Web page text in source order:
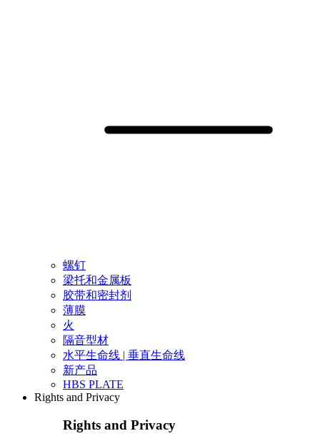
螺钉
梁托和金属板
胶带和密封剂
薄膜
火
隔音型材
水平生命线 | 垂直生命线
新产品
HBS PLATE
Rights and Privacy
Rights and Privacy